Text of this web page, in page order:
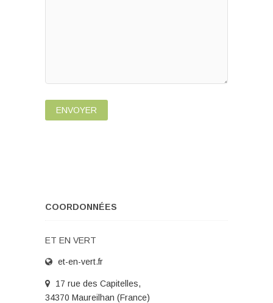
COORDONNÉES
ET EN VERT
et-en-vert.fr
17 rue des Capitelles,
34370 Maureilhan (France)